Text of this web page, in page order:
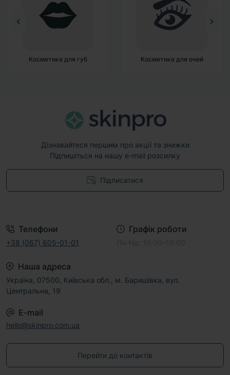
Косметика для губ Косметика для очей
Дізнавайтеся першим про акції та знижки
Підпишіться на нашу e-mail розсилку
Підписатися
Телефони
+38 (067) 605-01-01
Графік роботи
Наша адреса
Україна, 07500, Київська обл., м. Баришівка, вул.
Центральна, 19
E-mail
hello@skinpro.com.ua
Перейти до контактів